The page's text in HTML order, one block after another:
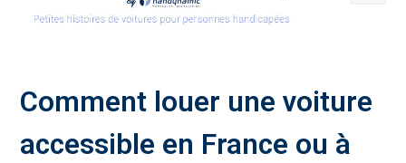
Comment louer une voiture
accessible en France ou à